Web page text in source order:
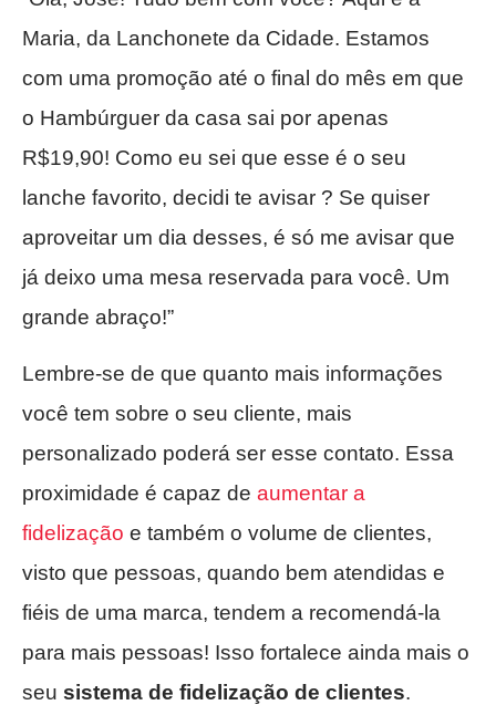
Maria, da Lanchonete da Cidade. Estamos
com uma promoção até o final do mês em que
o Hambúrguer da casa sai por apenas
R$19,90! Como eu sei que esse é o seu
lanche favorito, decidi te avisar ? Se quiser
aproveitar um dia desses, é só me avisar que
já deixo uma mesa reservada para você. Um
grande abraço!”
Lembre-se de que quanto mais informações
você tem sobre o seu cliente, mais
personalizado poderá ser esse contato. Essa
proximidade é capaz de aumentar a
fidelização e também o volume de clientes,
visto que pessoas, quando bem atendidas e
fiéis de uma marca, tendem a recomendá-la
para mais pessoas! Isso fortalece ainda mais o
seu sistema de fidelização de clientes.